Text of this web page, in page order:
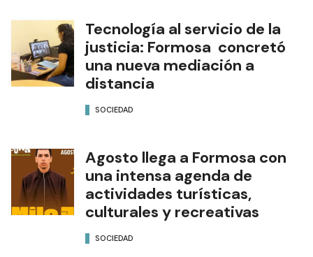
Tecnología al servicio de la
justicia: Formosa concretó
una nueva mediación a
distancia
SOCIEDAD
Agosto llega a Formosa con
una intensa agenda de
actividades turísticas,
culturales y recreativas
SOCIEDAD